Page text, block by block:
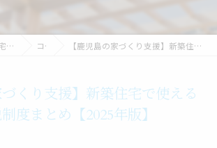
鹿児島の注文住宅なら株式会社イオン・ホーム コラム 【鹿児島の家づくり支援】新築住宅で使える補助金・減税制度まとめ【2025年版】
づくり支援】新築住宅で使える
度まとめ【2025年版】